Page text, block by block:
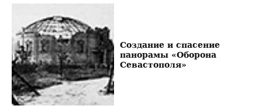
Создание и спасение
панорамы «Оборона
Севастополя»